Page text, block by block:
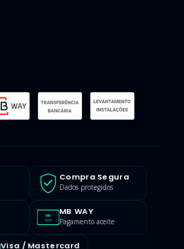
Compra Segura
Dados protegidos
MB
WAY
MB WAY
Pagamento aceite
Visa / Mastercard